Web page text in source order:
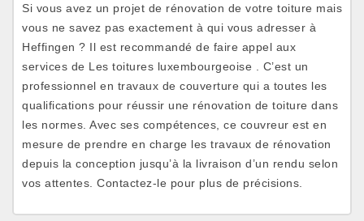
Si vous avez un projet de rénovation de votre toiture mais
vous ne savez pas exactement à qui vous adresser à
Heffingen ? Il est recommandé de faire appel aux
services de Les toitures luxembourgeoise . C’est un
professionnel en travaux de couverture qui a toutes les
qualifications pour réussir une rénovation de toiture dans
les normes. Avec ses compétences, ce couvreur est en
mesure de prendre en charge les travaux de rénovation
depuis la conception jusqu’à la livraison d’un rendu selon
vos attentes. Contactez-le pour plus de précisions.